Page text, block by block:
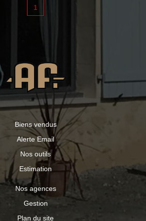
1
Biens vendus
Alerte Email
Nos outils
Estimation
Nos agences
Gestion
Plan du site